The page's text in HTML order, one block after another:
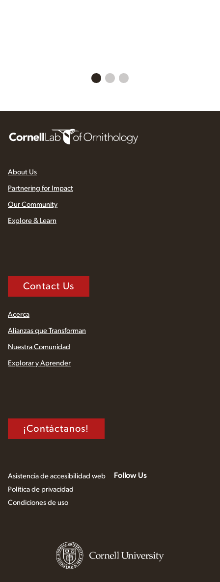
About Us
Partnering for Impact
Our Community
Explore & Learn
Contact Us
Acerca
Alianzas que Transforman
Nuestra Comunidad
Explorar y Aprender
¡Contáctanos!
Asistencia de accesibilidad web
Política de privacidad
Condiciones de uso
Follow Us